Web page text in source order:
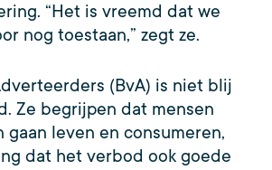
“Het is vreemd dat we
nog toestaan,” zegt ze.
(BvA) is niet blij
Ze begrijpen dat mensen
gaan leven en consumeren,
dat het verbod ook goede